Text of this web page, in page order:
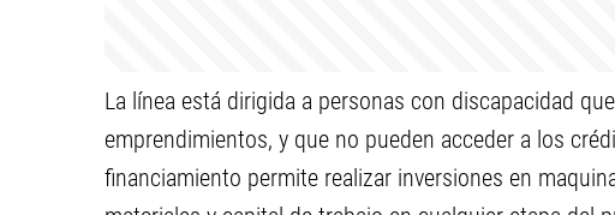
La línea está dirigida a personas con discapacidad
emprendimientos, y que no pueden acceder a los
financiamiento permite realizar inversiones en